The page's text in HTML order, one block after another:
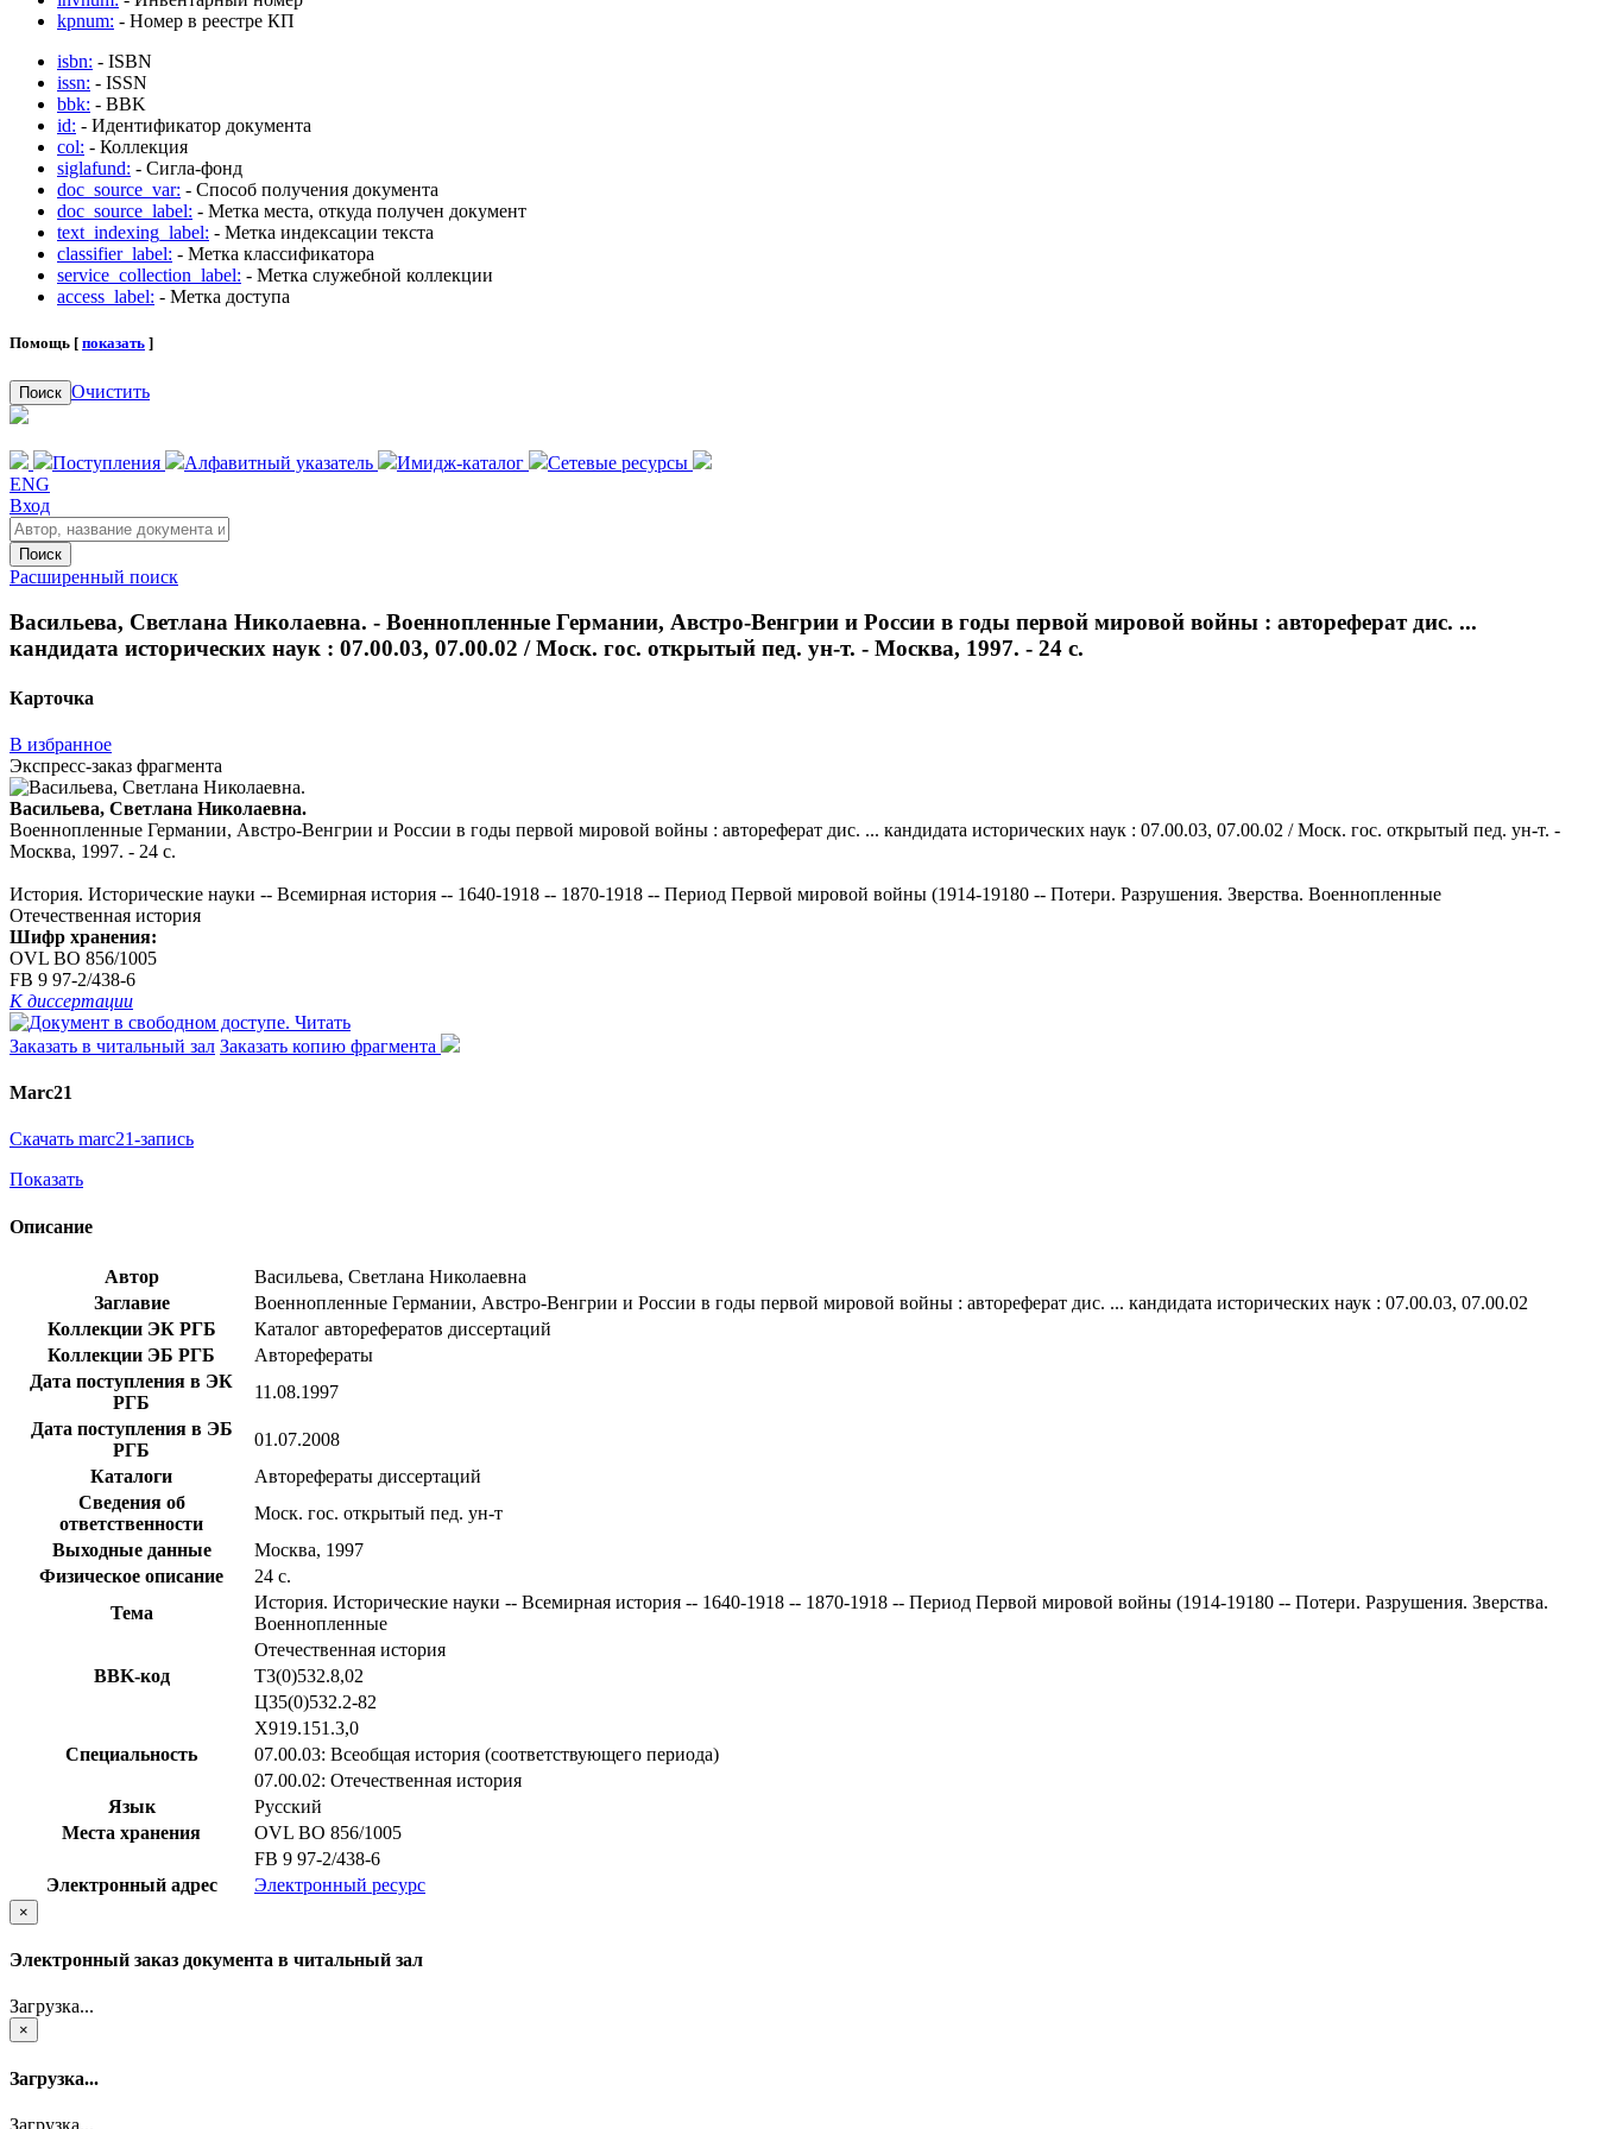
kpnum: - Номер в реестре КП
isbn: - ISBN
issn: - ISSN
bbk: - BBK
id: - Идентификатор документа
col: - Коллекция
siglafund: - Сигла-фонд
doc_source_var: - Способ получения документа
doc_source_label: - Метка места, откуда получен документ
text_indexing_label: - Метка индексации текста
classifier_label: - Метка классификатора
service_collection_label: - Метка служебной коллекции
access_label: - Метка доступа
Помощь [ показать ]
Поиск Очистить
Поступления Алфавитный указатель Имидж-каталог
Сетевые ресурсы
ENG
Вход
Поиск
Расширенный поиск
Васильева, Светлана Николаевна. - Военнопленные Германии, Австро-Венгрии и России в годы первой мировой войны : автореферат дис. ...
кандидата исторических наук : 07.00.03, 07.00.02 / Моск. гос. открытый пед. ун-т. - Москва, 1997. - 24 с.
Карточка
В избранное
Экспресс-заказ фрагмента
Васильева, Светлана Николаевна.
Военнопленные Германии, Австро-Венгрии и России в годы первой мировой войны : автореферат дис. ... кандидата исторических наук : 07.00.03, 07.00.02 / Моск. гос. открытый пед. ун-т. -
Москва, 1997. - 24 с.
История. Исторические науки -- Всемирная история -- 1640-1918 -- 1870-1918 -- Период Первой мировой войны (1914-19180 -- Потери. Разрушения. Зверства. Военнопленные
Отечественная история
Шифр хранения:
OVL ВО 856/1005
FB 9 97-2/438-6
К диссертации
Читать
Заказать в читальный зал Заказать копию фрагмента
Marc21
Скачать marc21-запись
Показать
Описание
Автор
Васильева, Светлана Николаевна
Заглавие
Военнопленные Германии, Австро-Венгрии и России в годы первой мировой войны : автореферат дис. ... кандидата исторических наук : 07.00.03, 07.00.02
Коллекции ЭК РГБ
Каталог авторефератов диссертаций
Коллекции ЭБ РГБ
Авторефераты
Дата поступления в ЭК
РГБ
11.08.1997
Дата поступления в ЭБ
РГБ
01.07.2008
Каталоги
Авторефераты диссертаций
Сведения об
ответственности
Моск. гос. открытый пед. ун-т
Выходные данные
Москва, 1997
Физическое описание
24 с.
Тема
История. Исторические науки -- Всемирная история -- 1640-1918 -- 1870-1918 -- Период Первой мировой войны (1914-19180 -- Потери. Разрушения. Зверства.
Военнопленные
Отечественная история
BBK-код
Т3(0)532.8,02
Ц35(0)532.2-82
Х919.151.3,0
Специальность
07.00.03: Всеобщая история (соответствующего периода)
07.00.02: Отечественная история
Язык
Русский
Места хранения
OVL ВО 856/1005
FB 9 97-2/438-6
Электронный адрес
Электронный ресурс
×
Электронный заказ документа в читальный зал
Загрузка...
×
Загрузка...
Загрузка...